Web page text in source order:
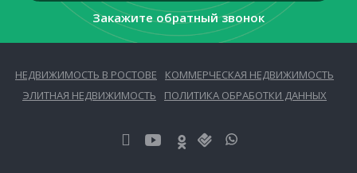
Закажите обратный звонок
НЕДВИЖИМОСТЬ В РОСТОВЕ
КОММЕРЧЕСКАЯ НЕДВИЖИМОСТЬ
ЭЛИТНАЯ НЕДВИЖИМОСТЬ
ПОЛИТИКА ОБРАБОТКИ ДАННЫХ